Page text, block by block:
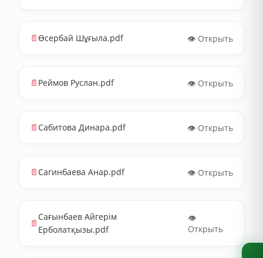
📄 Өсербай Шұғыла.pdf 👁️ Открыть
📄 Реймов Руслан.pdf 👁️ Открыть
📄 Сабитова Динара.pdf 👁️ Открыть
📄 Сагинбаева Анар.pdf 👁️ Открыть
📄
Сағынбаев Айгерім
Ерболатқызы.pdf
👁️
Открыть